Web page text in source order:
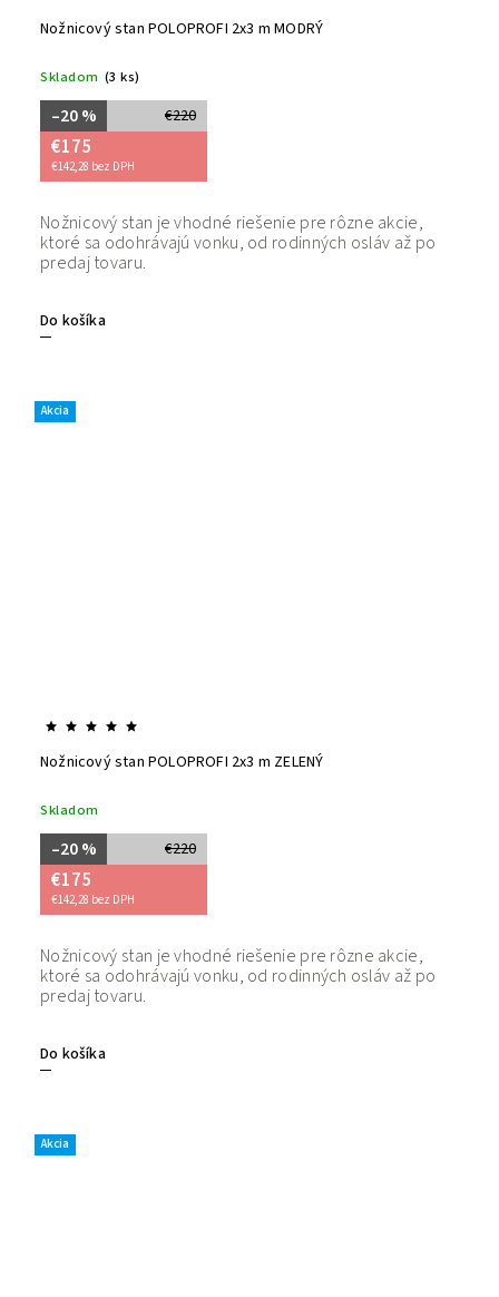
Nožnicový stan POLOPROFI 2x3 m MODRÝ
Skladom (3 ks)
€220
–20 %
€175
€142,28 bez DPH
Do košíka
Nožnicový stan je vhodné riešenie pre rôzne akcie,
ktoré sa odohrávajú vonku, od rodinných osláv až po
predaj tovaru.
Akcia
Nožnicový stan POLOPROFI 2x3 m ZELENÝ
Skladom
€220
–20 %
€175
€142,28 bez DPH
Do košíka
Nožnicový stan je vhodné riešenie pre rôzne akcie,
ktoré sa odohrávajú vonku, od rodinných osláv až po
predaj tovaru.
Akcia